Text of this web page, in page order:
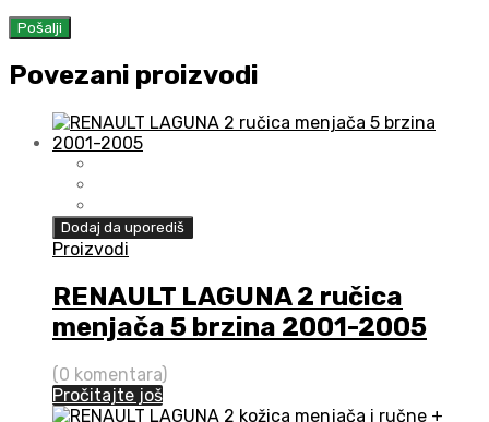
Povezani proizvodi
Dodaj da uporediš
Proizvodi
RENAULT LAGUNA 2 ručica
menjača 5 brzina 2001-2005
(0 komentara)
Pročitajte još